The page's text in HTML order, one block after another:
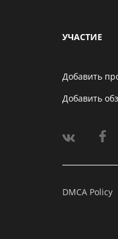
УЧАСТИЕ
Добавить
Добавить
DMCA Policy